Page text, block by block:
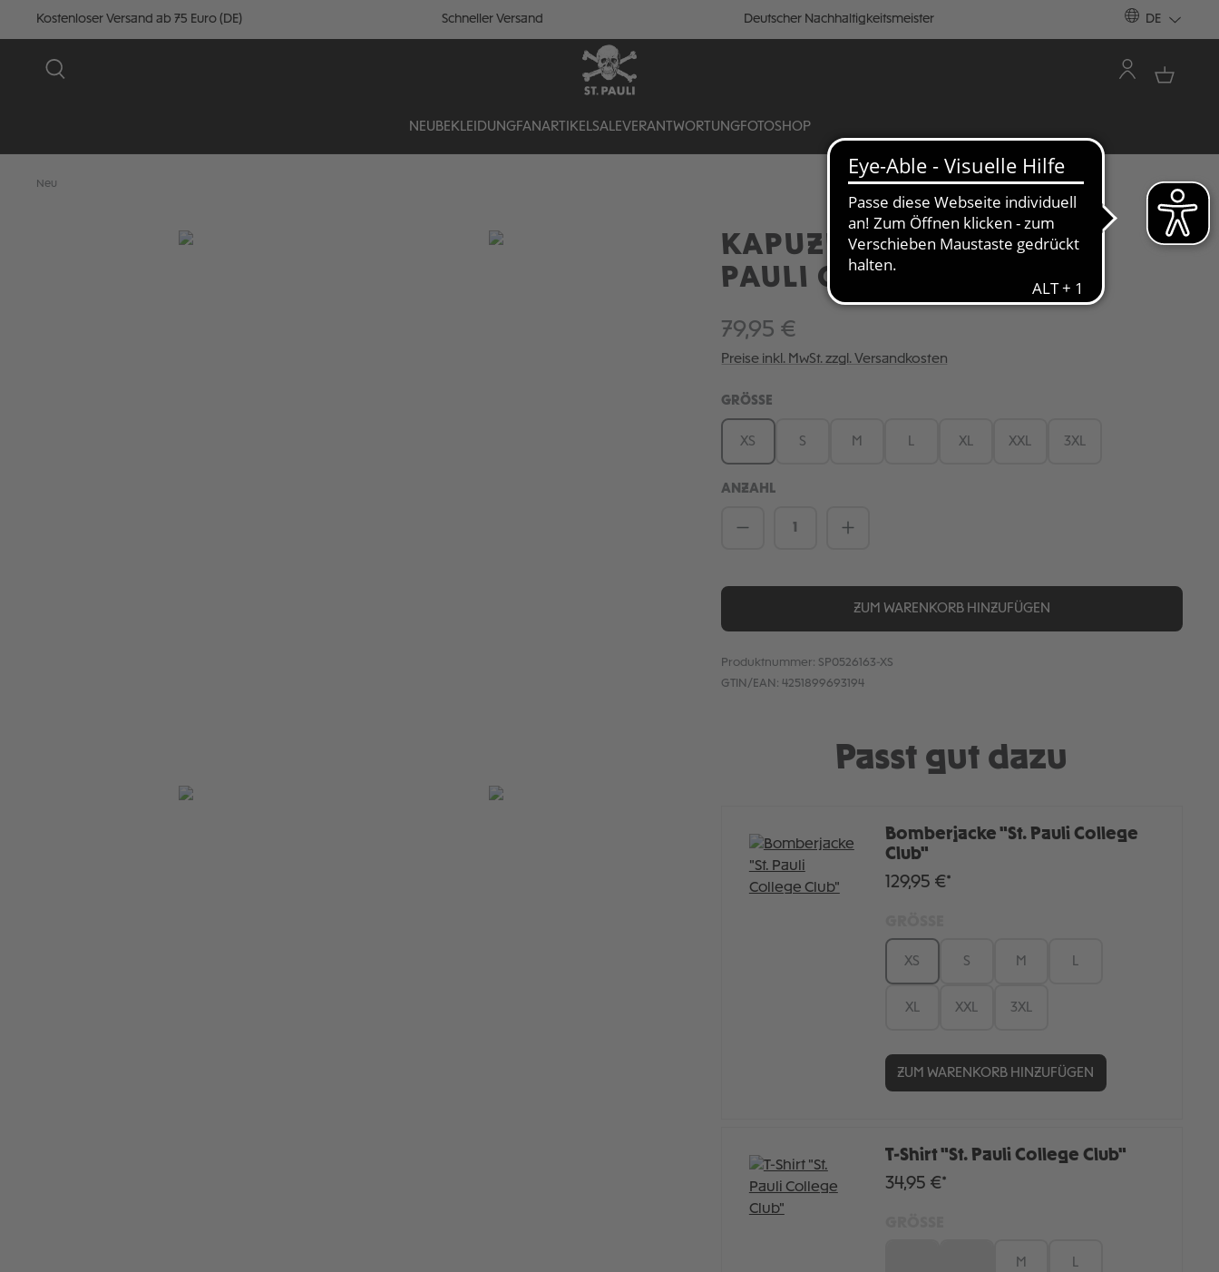
Kostenloser Versand ab 75 Euro (DE) Schneller Versand Deutscher Nachhaltigkeitsmeister DE
NEU BEKLEIDUNGFANARTIKELSALEVERANTWORTUNGFOTOSHOP
Neu
Bildergalerie überspringen
KAPUZENPULLOVER "ST.
PAULI COLLEGE CLUB"
79,95 €
Preise inkl. MwSt. zzgl. Versandkosten
GRÖSSE AUSWÄHLEN
XS S M XL XXL 3XL
ANZAHL
Produkt Anzahl: Gib den gewünschten Wert
ZUM WARENKORB HINZUFÜGEN
Produktnummer: SP0526163-XS
GTIN/EAN: 4251899693194
Passt gut dazu
Bomberjacke "St. Pauli College
Club"
129,95 €*
XS S M
XL XXL 3XL
ZUM WARENKORB HINZUFÜGEN
T-Shirt "St. Pauli College Club"
34,95 €*
M